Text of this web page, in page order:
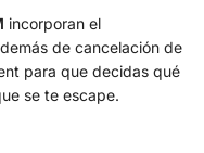
incorporan el
de cancelación de
para que decidas qué
se te escape.